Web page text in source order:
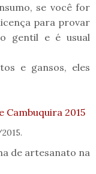
se você for
para provar
gentil e é usual
e gansos, eles
de artesanato na